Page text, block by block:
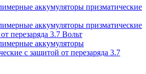
аккумуляторы призматические
аккумуляторы призматические
перезаряда 3.7 Вольт
аккумуляторы
с защитой от перезаряда 3.7